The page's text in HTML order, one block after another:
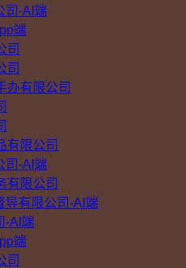
司-AI端
端
司
司
办有限公司
有限公司
司-AI端
有限公司
导有限公司-AI端
-AI端
端
司